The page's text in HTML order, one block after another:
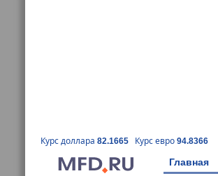
Курс доллара 82.1665 Курс евро 94.8366
Главная